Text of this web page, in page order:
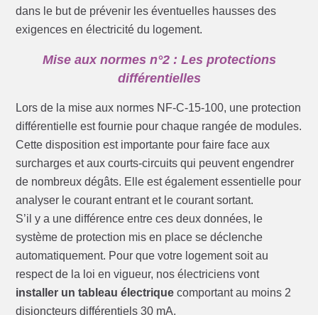
dans le but de prévenir les éventuelles hausses des
exigences en électricité du logement.
Mise aux normes n°2 : Les protections
différentielles
Lors de la mise aux normes NF-C-15-100, une protection
différentielle est fournie pour chaque rangée de modules.
Cette disposition est importante pour faire face aux
surcharges et aux courts-circuits qui peuvent engendrer
de nombreux dégâts. Elle est également essentielle pour
analyser le courant entrant et le courant sortant.
S’il y a une différence entre ces deux données, le
système de protection mis en place se déclenche
automatiquement. Pour que votre logement soit au
respect de la loi en vigueur, nos électriciens vont
installer un tableau électrique comportant au moins 2
disjoncteurs différentiels 30 mA.